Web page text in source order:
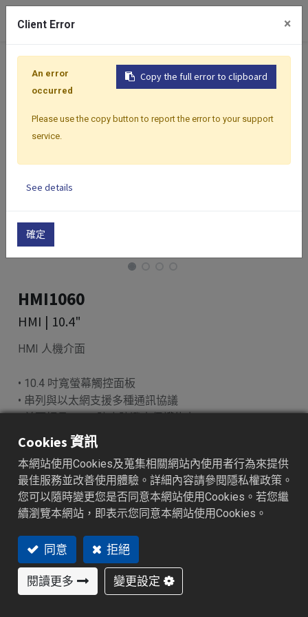
人機介面 HMI | 10.4" HMI1060
HMI | 10.4"
HMI1060
HMI 人機介面
• 10.4 吋寬螢幕觸控面板
• 串列與以太網支援多種通訊協議
• 前面板具 IP65 防塵防潑水保護能力
• 支援 SD 卡、USB 主控埠與實時時鐘
• 支援多語系操作介面，符合全球市場需求
加入詢價車
特色功能 產業應用
Cookies 資訊
本網站使用Cookies及蒐集相關網站內使用者行為來提供
最佳服務並改善使用體驗。詳細內容請參閱隱私權政策。
您可以隨時變更您是否同意本網站使用Cookies。若您繼
續瀏覽本網站，即表示您同意本網站使用Cookies。
同意 拒絕
閱讀更多 變更設定
Client Error ×
Copy the full error to clipboard
An error
occurred
Please use the copy button to report the error to your support
service.
See details
確定